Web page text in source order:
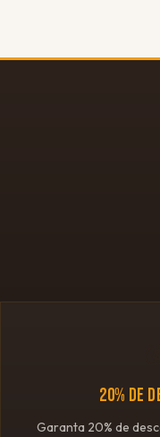
20% DE
Garanta 20% de